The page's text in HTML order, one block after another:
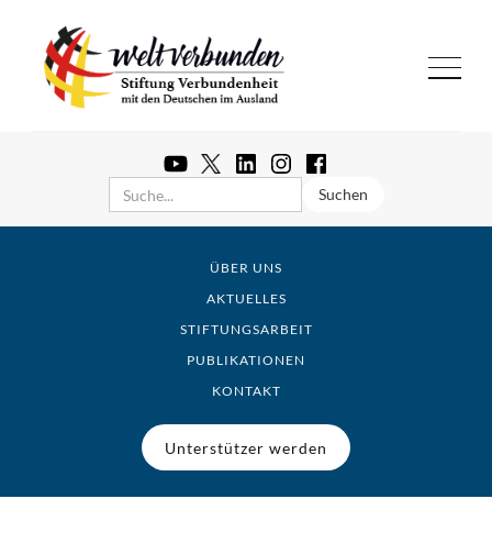
ÜBER UNS
AKTUELLES
STIFTUNGSARBEIT
PUBLIKATIONEN
KONTAKT
Unterstützer werden